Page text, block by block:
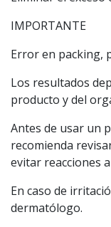
IMPORTANTE
Error en packing,
Los resultados
producto y del
Antes de usar un
recomienda
evitar reacciones
En caso de
dermatólogo.